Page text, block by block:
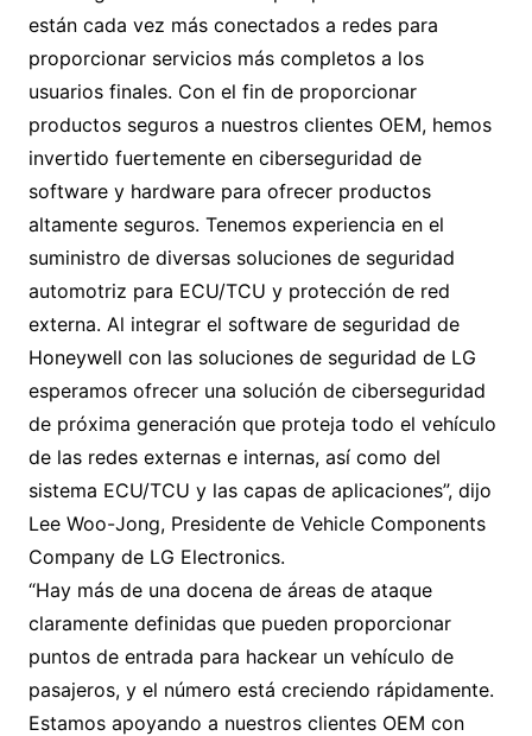
están cada vez más conectados a redes para
proporcionar servicios más completos a los
usuarios finales. Con el fin de proporcionar
productos seguros a nuestros clientes OEM, hemos
invertido fuertemente en ciberseguridad de
software y hardware para ofrecer productos
altamente seguros. Tenemos experiencia en el
suministro de diversas soluciones de seguridad
automotriz para ECU/TCU y protección de red
externa. Al integrar el software de seguridad de
Honeywell con las soluciones de seguridad de LG
esperamos ofrecer una solución de ciberseguridad
de próxima generación que proteja todo el vehículo
de las redes externas e internas, así como del
sistema ECU/TCU y las capas de aplicaciones”, dijo
Lee Woo-Jong, Presidente de Vehicle Components
Company de LG Electronics.
“Hay más de una docena de áreas de ataque
claramente definidas que pueden proporcionar
puntos de entrada para hackear un vehículo de
pasajeros, y el número está creciendo rápidamente.
Estamos apoyando a nuestros clientes OEM con